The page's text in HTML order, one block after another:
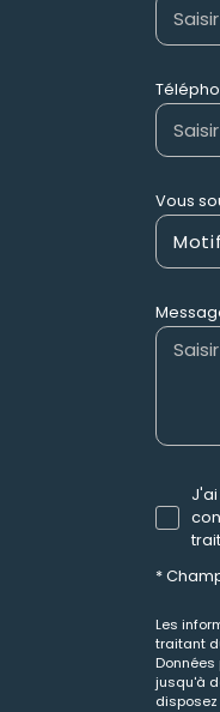
Vous
Motif
*
Les
traitant
jusqu'à